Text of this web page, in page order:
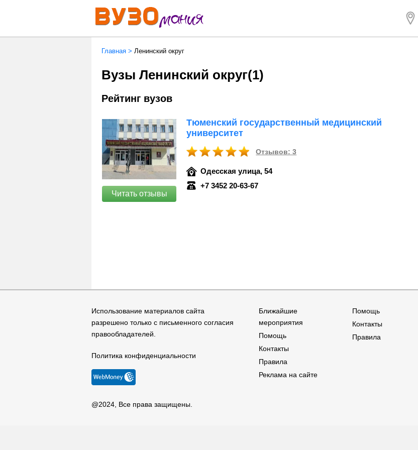
Главная > Ленинский округ
Вузы Ленинский округ(1)
Рейтинг вузов
Читать отзывы
Тюменский государственный медицинский
университет
Отзывов: 3
Одесская улица, 54
+7 3452 20‑63-67
Использование материалов сайта
разрешено только с письменного согласия
правообладателей.
Политика конфиденциальности
@2024, Все права защищены.
Ближайшие
мероприятия
Помощь
Контакты
Правила
Реклама на сайте
Помощь
Контакты
Правила